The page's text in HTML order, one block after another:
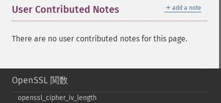
＋ add a note
User Contributed Notes
There are no user contributed notes for this page.
OpenSSL 関数
openssl_​cipher_​iv_​length